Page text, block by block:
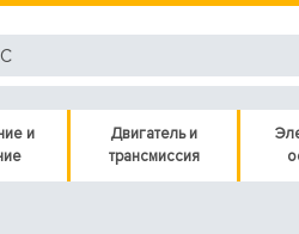
и
Двигатель и
трансмиссия